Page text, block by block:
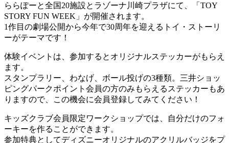
ららぽーと全国20施設とラゾーナ川崎プラザにて、「TOY
STORY FUN WEEK」が開催されます。
1作目の劇場公開から今年で30周年を迎えるトイ・ストーリ
ーがテーマです！
体験イベントは、参加するとオリジナルステッカーがもらえ
ます。
スタンプラリー、わなげ、ボール投げの3種類。三井ショッ
ピングパークポイント会員の方のみもらえるステッカーもあ
りますので、この機会に会員登録してみてください！
キッズクラブ会員限定ワークショップでは、自分だけのフォ
ーキーを作ることができます。
参加特典としてディズニーオリジナルのアクリルバッジをプ